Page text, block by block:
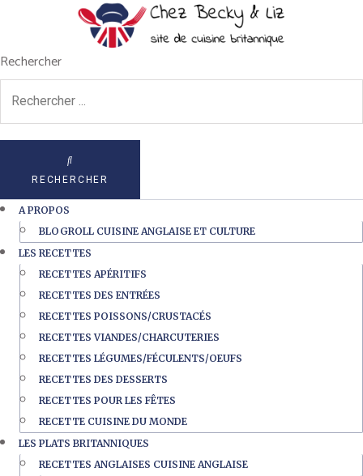
Rechercher
RECHERCHER
A PROPOS
BLOGROLL CUISINE ANGLAISE ET CULTURE
LES RECETTES
RECETTES APÉRITIFS
RECETTES DES ENTRÉES
RECETTES POISSONS/CRUSTACÉS
RECETTES VIANDES/CHARCUTERIES
RECETTES LÉGUMES/FÉCULENTS/OEUFS
RECETTES DES DESSERTS
RECETTES POUR LES FÊTES
RECETTE CUISINE DU MONDE
LES PLATS BRITANNIQUES
RECETTES ANGLAISES CUISINE ANGLAISE